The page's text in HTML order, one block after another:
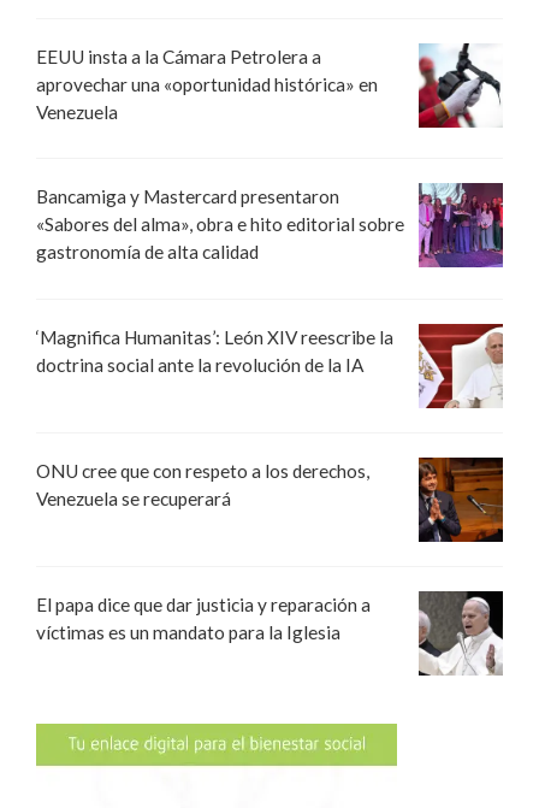
EEUU insta a la Cámara Petrolera a
aprovechar una «oportunidad histórica» en
Venezuela
Bancamiga y Mastercard presentaron
«Sabores del alma», obra e hito editorial sobre
gastronomía de alta calidad
‘Magnifica Humanitas’: León XIV reescribe la
doctrina social ante la revolución de la IA
ONU cree que con respeto a los derechos,
Venezuela se recuperará
El papa dice que dar justicia y reparación a
víctimas es un mandato para la Iglesia